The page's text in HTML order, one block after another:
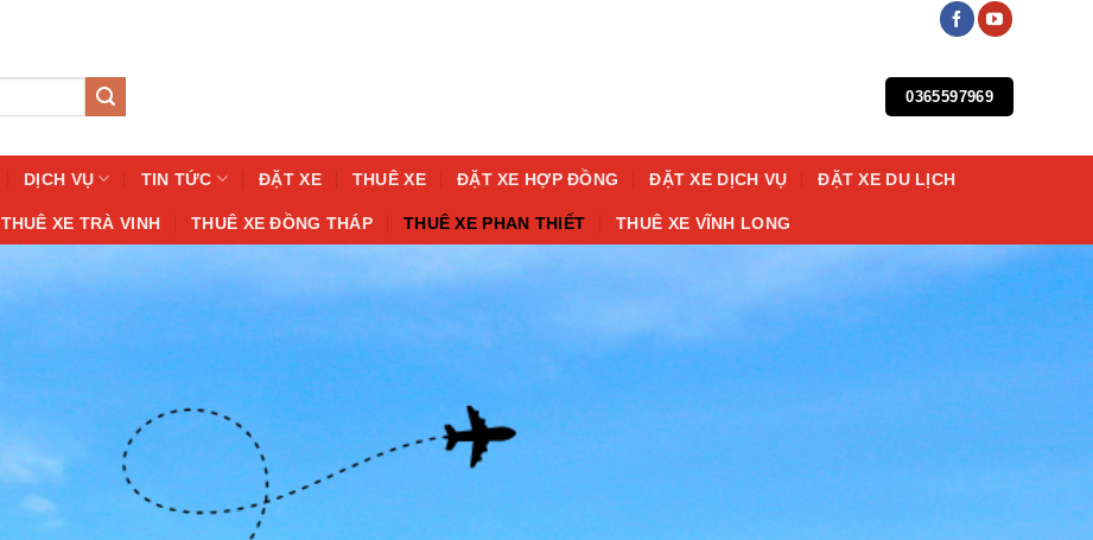
0365597969
DỊCH VỤ TIN TỨC ĐẶT XE THUÊ XE ĐẶT XE HỢP ĐỒNG ĐẶT XE DỊCH VỤ ĐẶT XE DU LỊCH
THUÊ XE TRÀ VINH THUÊ XE ĐỒNG THÁP THUÊ XE PHAN THIẾT THUÊ XE VĨNH LONG